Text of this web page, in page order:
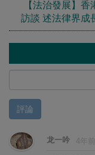
【法治發展】
訪談 述法律界成
評論
龙一吟 4年前